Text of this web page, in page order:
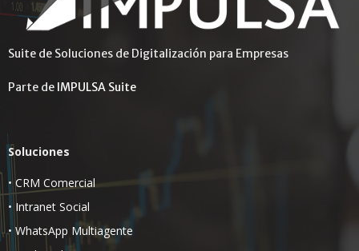
Suite de Soluciones de Digitalización para Empresas
Parte de IMPULSA Suite
Soluciones
•CRM Comercial
• Intranet Social
• WhatsApp Multiagente